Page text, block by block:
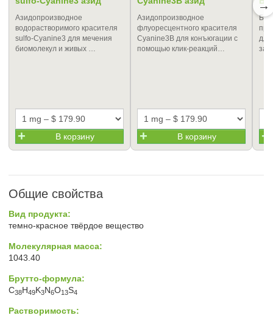
Азидопроизводное
водорастворимого красителя
sulfo-Cyanine3 для мечения
биомолекул и живых …
В корзину
Азидопроизводное
флуоресцентного красителя
Cyanine3B для конъюгации с
помощью клик-реакций…
В корзину
→
Общие свойства
Вид продукта:
темно-красное твёрдое вещество
Молекулярная масса:
1043.40
Брутто-формула:
C38H49K3N6O13S4
Растворимость: